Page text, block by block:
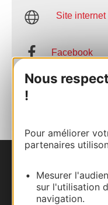
Nous
!
Pour améliorer
partenaires
Mesurer
sur l'utilisation
navigation.
Site internet
Facebook
AJOUTER
Nous
Carte